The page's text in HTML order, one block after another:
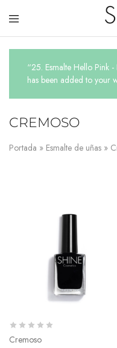
Shine
Cosmetics
You
Shine
“25. Esmalte Hello Pink
has been added to your
CREMOSO
Portada » Esmalte de uñas »
Cremoso